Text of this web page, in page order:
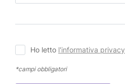
Ho letto l'informativa privacy
*campi obbligatori